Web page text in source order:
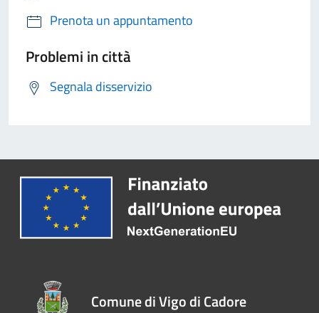
Prenota un appuntamento
Problemi in città
Segnala disservizio
Comune di Vigo di Cadore